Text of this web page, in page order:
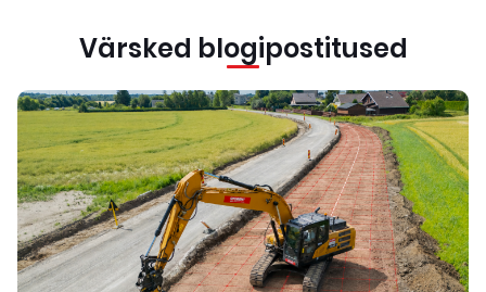
Värsked blogipostitused